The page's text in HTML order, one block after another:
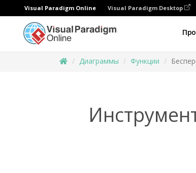
Visual Paradigm Online Visual Paradigm Desktop
Диаграммы Функции